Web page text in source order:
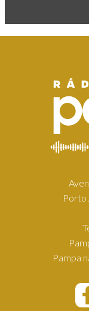
Porto
Pampa